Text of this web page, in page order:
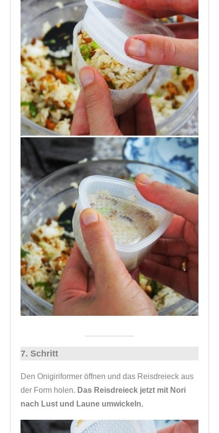
7. Schritt
Den Onigiriformer öffnen und das Reisdreieck aus
der Form holen. Das Reisdreieck jetzt mit Nori
nach Lust und Laune umwickeln.